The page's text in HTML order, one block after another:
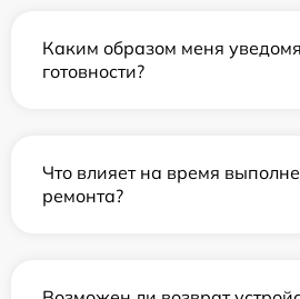
Каким образом меня
готовности?
Что влияет на время
ремонта?